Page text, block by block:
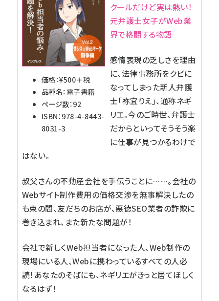
価格：¥500＋税
品種名：電子書籍
ページ数：92
ISBN：978-4-8443-
8031-3
クールだけど実は熱い！
元弁護士女子がWeb業
界で格闘する物語
感情表現の乏しさを理由
に、法律事務所をクビに
なってしまった新人弁護
士「祢宜りえ」、通称ネギ
リエ。今のご時世、弁護士
だからといってそうそう楽
に仕事が見つかるわけで
はない。
叔父さんの不動産会社を手伝うことに……。会社の
Webサイト制作費用の価格交渉を無事解決したの
も束の間、友だちのお店が、悪徳SEO業者の詐欺に
巻き込まれ、また新たな問題が！
会社で新しくWeb担当者になった人、Web制作の
現場にいる人、Webに携わっているすべての人必
読！あなたのそばにも、ネギリエがきっと居てほしく
なるはず！